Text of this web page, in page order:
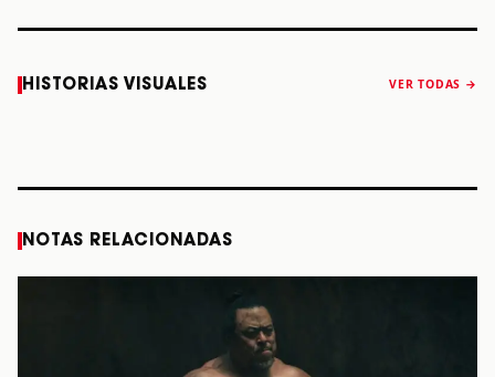
HISTORIAS VISUALES VER TODAS →
a Monterrey el
Staiti, guitarrista
anuncia “Reality
NOTAS RELACIONADAS